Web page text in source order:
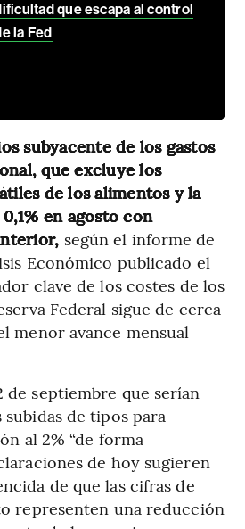
que escapa al control
la Fed
subyacente de los gastos
que excluye los
de los alimentos y la
en agosto con
según el informe de
Económico publicado el
clave de los costes de los
Federal sigue de cerca
menor avance mensual
de septiembre que serían
subidas de tipos para
al 2% “de forma
de hoy sugieren
de que las cifras de
representen una reducción